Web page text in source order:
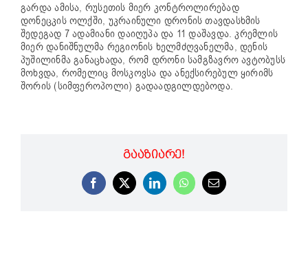
გარდა ამისა, რუსეთის მიერ კონტროლირებად
დონეცკის ოლქში, უკრაინული დრონის თავდასხმის
შედეგად 7 ადამიანი დაიღუპა და 11 დაშავდა. კრემლის
მიერ დანიშნულმა რეგიონის ხელმძღვანელმა, დენის
პუშილინმა განაცხადა, რომ დრონი სამგზავრო ავტობუსს
მოხვდა, რომელიც მოსკოვსა და ანექსირებულ ყირიმს
შორის (სიმფეროპოლი) გადაადგილდებოდა.
ᲒᲐᲐᲖᲘᲐᲠᲔ!
Facebook
X LinkedInWhatsApp
Email